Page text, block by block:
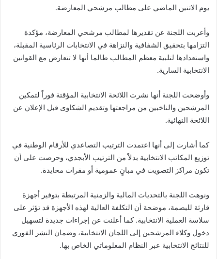
يوم الاثنين الماضي على مطالب مرشحي المعارضة.
وأعربت اللجنة عن تقديرها لمطالب مرشحي المعارضة، مؤكدة
التزامها بتحقيق الشفافية والنزاهة في الانتخابات الرئاسية المقبلة،
واستعدادها لتلبية معظم المطالب طالما أنها لا تتعارض مع القوانين
الانتخابية السارية.
وأوضحت اللجنة أنها نشرت اللائحة الانتخابية المؤقتة فوراً لتمكين
المرشحين والناخبين من مراجعتها وتقديم الشكاوى قبل الإعلان عن
اللائحة النهائية.
كما أشارت إلى أنها اعتمدت الترتيب التصاعدي للأرقام الوطنية في
توزيع المكاتب الانتخابية بدلاً من الترتيب الأبجدي، وحرصت على أن
تكون مراكز التصويت في مبانٍ عمومية أو مقرات محايدة.
ونوهت اللجنة بالتحديات المالية والزمنية المرتبطة بتوفير أجهزة
قارئة للبصمة، موضحة أن التكلفة العالية لهذه الأجهزة قد تؤثر على
سلاسة العملية الانتخابية. كما أعلنت عن إجراءات جديدة لتسهيل
دخول وكلاء المرشحين إلى اللجان الانتخابية، وضمان النشر الفوري
للنتائج الانتخابية عبر النظام المعلوماتي الخاص بها.